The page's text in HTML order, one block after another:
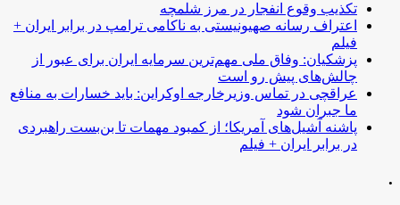
تکذیب وقوع انفجار در مرز شلمچه
اعتراف رسانه صهیونیستی به ناکامی ترامپ در برابر ایران +
فیلم
پزشکیان: وفاق ملی مهم‌ترین سرمایه ایران برای عبور از
چالش‌های پیش رو است
عراقچی در تماس وزیرخارجه اوکراین: باید خسارات به منافع
ما جبران شود
پاشنه آشیل‌های آمریکا؛ از کمبود مهمات تا بن‌بست راهبردی
در برابر ایران + فیلم
.